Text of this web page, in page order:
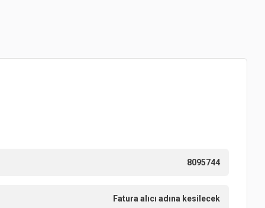
8095744
Fatura alıcı adına kesilecek